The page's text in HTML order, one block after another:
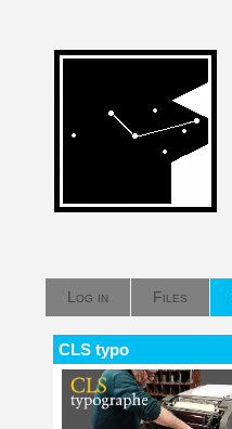
Log in Files
CLS typo